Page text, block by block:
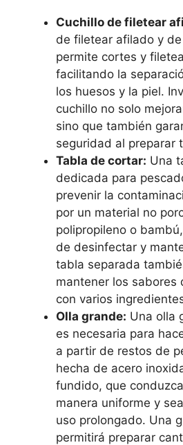
Cuchillo de filetear
de filetear afilado y
permite cortes y
facilitando la
los huesos y la piel.
cuchillo no solo
sino que también
seguridad al preparar
Tabla de cortar: Una
dedicada para
prevenir la
por un material no
polipropileno o
de desinfectar y
tabla separada
mantener los
con varios
Olla grande: Una olla
es necesaria para
a partir de restos de
hecha de acero
fundido, que
manera uniforme y
uso prolongado. Una
permitirá preparar